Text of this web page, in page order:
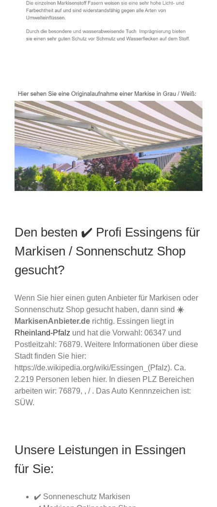
Den besten ✔️ Profi Essingens für
Markisen / Sonnenschutz Shop
gesucht?
Wenn Sie hier einen guten Anbieter für Markisen oder
Sonnenschutz Shop gesucht haben, dann sind ☀️
MarkisenAnbieter.de richtig. Essingen liegt in
Rheinland-Pfalz und hat die Vorwahl: 06347 und
Postleitzahl: 76879. Weitere Informationen über diese
Stadt finden Sie hier:
https://de.wikipedia.org/wiki/Essingen_(Pfalz). Ca.
2.219 Personen leben hier. In diesen PLZ Bereichen
arbeiten wir: 76879, , / . Das Auto Kennnzeichen ist:
SÜW.
Unsere Leistungen in Essingen
für Sie:
✔️ Sonneneschutz Markisen